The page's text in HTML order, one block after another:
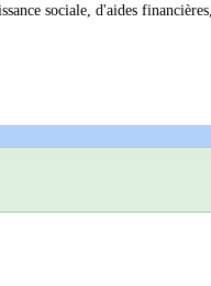
sociale, d'aides